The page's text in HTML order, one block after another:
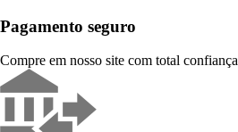
Pagamento seguro
Compre em nosso site com total confiança